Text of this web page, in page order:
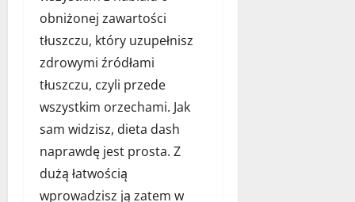
obniżonej zawartości
tłuszczu, który uzupełnisz
zdrowymi źródłami
tłuszczu, czyli przede
wszystkim orzechami. Jak
sam widzisz, dieta dash
naprawdę jest prosta. Z
dużą łatwością
wprowadzisz ją zatem w